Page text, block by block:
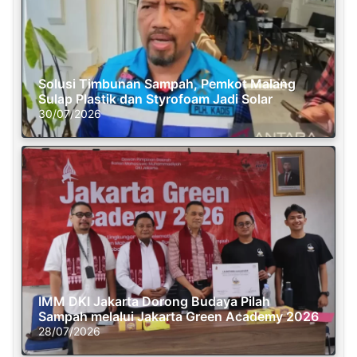
Solusi Timbunan Sampah, Pemkot Malang
Sulap Plastik dan Styrofoam Jadi Solar
30/07/2026
IMM DKI Jakarta Dorong Budaya Pilah
Sampah melalui Jakarta Green Academy 2026
28/07/2026